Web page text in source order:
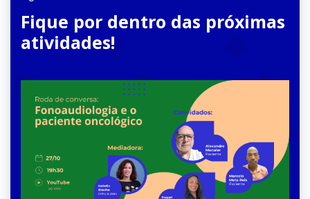
Fique por dentro das próximas
atividades!